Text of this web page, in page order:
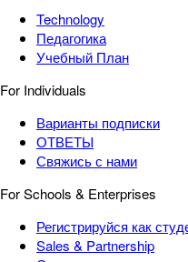
Technology
Педагогика
Учебный План
For Individuals
Варианты подписки
ОТВЕТЫ
Свяжись с нами
For Schools & Enterprises
Регистрируйся как
Sales & Partnership